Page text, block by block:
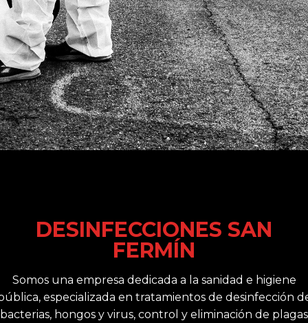
DESINFECCIONES SAN
FERMÍN
Somos una empresa dedicada a la sanidad e higiene
especializada en tratamientos de desinfección
bacterias, hongos y virus, control y eliminación de plagas